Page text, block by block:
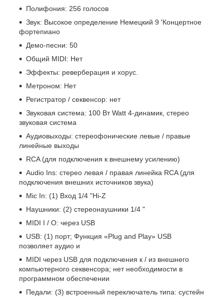
Полифония: 256 голосов
Звук: Высокое определение Немецкий 9 'Концертное
фортепиано
Демо-песни: 50
Общий MIDI: Нет
Эффекты: реверберация и хорус.
Метроном: Нет
Регистратор / секвенсор: нет
Звуковая система: 100 Вт Watt 4-динамик, стерео
звуковая система
Аудиовыходы: стереофонические левые / правые
линейные выходы
RCA (для подключения к внешнему усилению)
Audio Ins: стерео левая / правая линейка RCA (для
подключения внешних источников звука)
Mic In: (1) Вход 1/4 "Hi-Z
Наушники: (2) стереонаушники 1/4 "
MIDI I / O: через USB
USB: (1) порт; Функция «Plug and Play» USB
позволяет аудио и
MIDI через USB для подключения к / из внешнего
компьютерного секвенсора; нет необходимости в
программном обеспечении
Педали: (3) встроенный переключатель типа: сустейн